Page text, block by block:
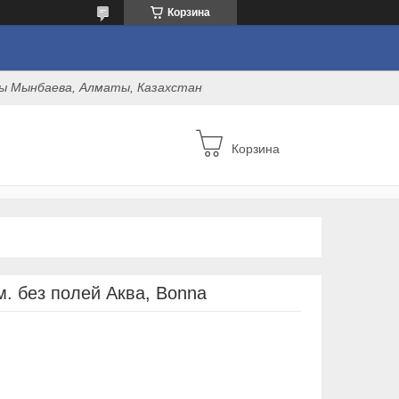
Корзина
Мынбаева, Алматы, Казахстан
Корзина
без полей Аква, Bonna